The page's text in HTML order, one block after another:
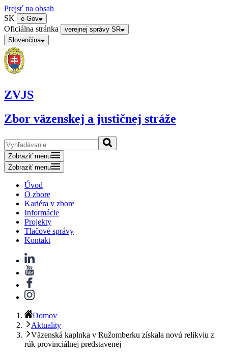
Prejsť na obsah
SK
e-Gov
Oficiálna stránka
verejnej správy SR
Slovenčina
ZVJS
Zbor väzenskej a justičnej stráže
Zobraziť menu
Zobraziť menu
Úvod
O zbore
Kariéra v zbore
Informácie
Projekty
Tlačové správy
Kontakt
Domov
Aktuality
Väzenská kaplnka v Ružomberku získala novú relikviu z
rúk provinciálnej predstavenej